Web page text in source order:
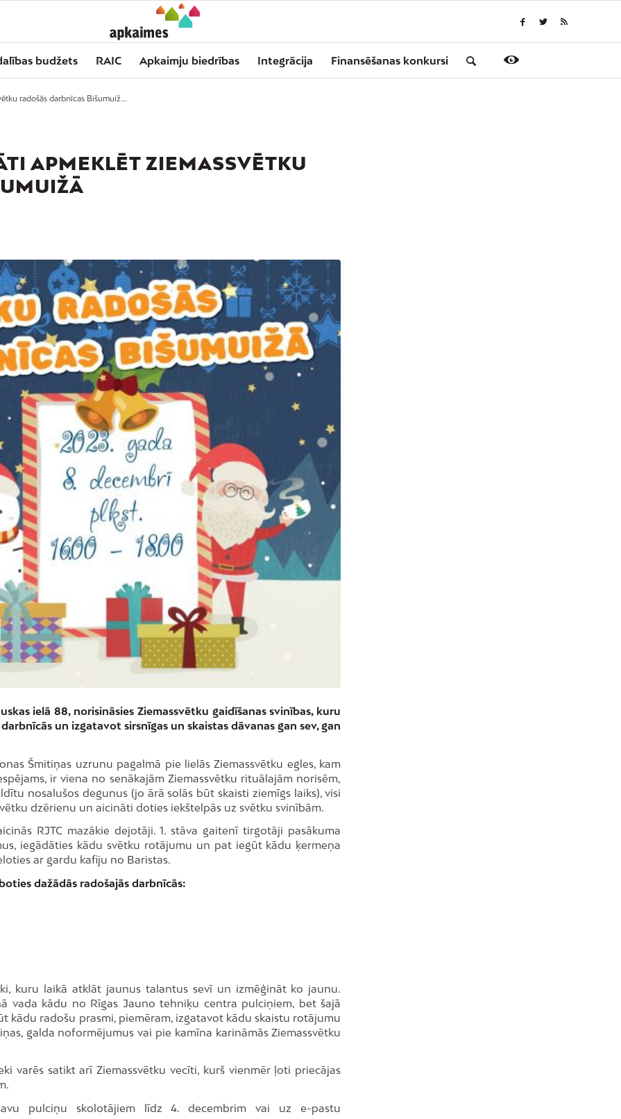
budžets RAIC Apkaimju biedrības Integrācija Finansēšanas konkursi
radošās darbnīcas Bišumuiž...
APMEKLĒT ZIEMASSVĒTKU
ielā 88, norisināsies Ziemassvētku gaidīšanas svinības, kuru
un izgatavot sirsnīgas un skaistas dāvanas gan sev, gan
Šmitiņas uzrunu pagalmā pie lielās Ziemassvētku egles, kam
ir viena no senākajām Ziemassvētku rituālajām norisēm,
nosalušos degunus (jo ārā solās būt skaisti ziemīgs laiks), visi
dzērienu un aicināti doties iekštelpās uz svētku svinībām.
RJTC mazākie dejotāji. 1. stāva gaitenī tirgotāji pasākuma
iegādāties kādu svētku rotājumu un pat iegūt kādu ķermeņa
ar gardu kafiju no Baristas.
dažādās radošajās darbnīcās:
kuru laikā atklāt jaunus talantus sevī un izmēģināt ko jaunu.
vada kādu no Rīgas Jauno tehniķu centra pulciņiem, bet šajā
kādu radošu prasmi, piemēram, izgatavot kādu skaistu rotājumu
galda noformējumus vai pie kamīna karināmās Ziemassvētku
varēs satikt arī Ziemassvētku vecīti, kurš vienmēr ļoti priecājas
pulciņu skolotājiem līdz 4. decembrim vai uz e-pastu